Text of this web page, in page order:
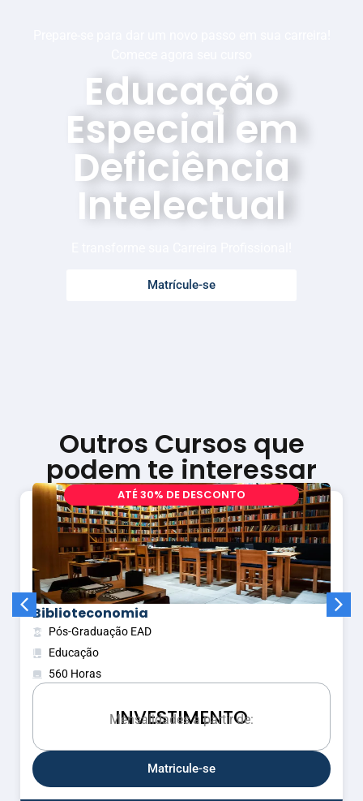
Educação
Especial em
Deficiência
Intelectual
Matrícule-se
Outros Cursos que
podem te interessar
ATÉ30% DE DESCONTO
Biblioteconomia
Pós-Graduação EAD
Educação
560 Horas
INVESTIMENTO
Mensalidades a partir de:
Mensais
Matricule-se